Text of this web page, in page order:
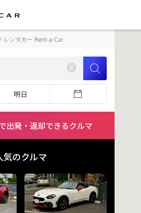
レンタカー Rent-a-Car
明日
出発・返却できるクルマ
気のクルマ